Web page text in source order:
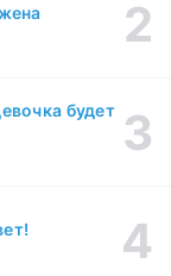
будет